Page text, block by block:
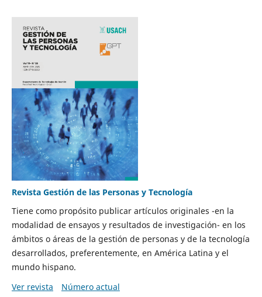
Revista Gestión de las Personas y Tecnología
Tiene como propósito publicar artículos originales -en la
modalidad de ensayos y resultados de investigación- en los
ámbitos o áreas de la gestión de personas y de la tecnología
desarrollados, preferentemente, en América Latina y el
mundo hispano.
Ver revista
Número actual